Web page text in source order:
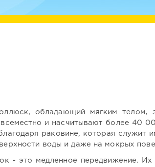
обладающий мягким телом,
и насчитывают более 40
раковине, которая служит
воды и даже на мокрых
- это медленное передвижение.